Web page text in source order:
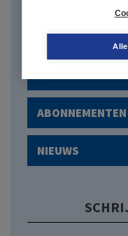
LAATSTE
ABONNEMENTEN
NIEUWS